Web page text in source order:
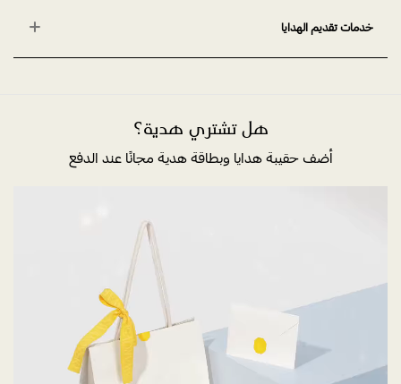
خدمات تقديم الهدايا
هل تشتري هدية؟
أضف حقيبة هدايا وبطاقة هدية مجانًا عند الدفع